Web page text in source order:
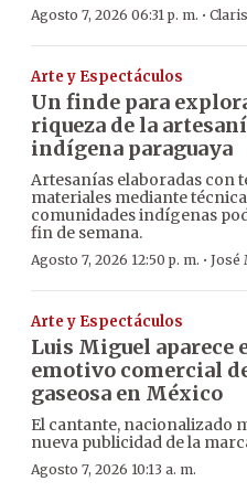
Agosto 7, 2026 06:31 p. m. ·
Arte y Espectáculos
Un finde para
riqueza de la
indígena paraguaya
Artesanías elaboradas con
materiales mediante
comunidades indígenas
fin de semana.
Agosto 7, 2026 12:50 p. m. · José
Arte y Espectáculos
Luis Miguel aparece
emotivo comercial
gaseosa en México
El cantante, nacionalizado
nueva publicidad de la
Agosto 7, 2026 10:13 a. m.